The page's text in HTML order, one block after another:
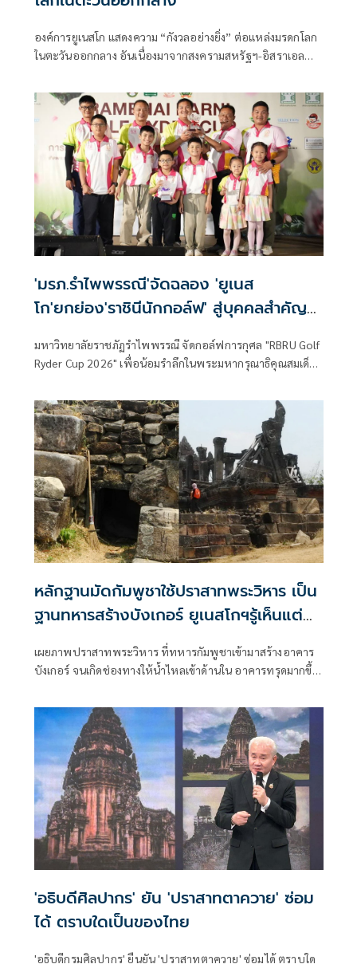
องค์การยูเนสโก แสดงความ “กังวลอย่างยิ่ง” ต่อแหล่งมรดกโลก
ในตะวันออกกลาง อันเนื่องมาจากสงครามสหรัฐฯ-อิสราเอล
'มรภ.รำไพพรรณี'จัดฉลอง 'ยูเนส
โก'ยกย่อง'ราชินีนักกอล์ฟ' สู่บุคคลสำคัญ
มหาวิทยาลัยราชภัฏรำไพพรรณี จัดกอล์ฟการกุศล "RBRU Golf
Ryder Cup 2026" เพื่อน้อมรำลึกในพระมหากรุณาธิคุณสมเด็จ
ครบ 121 ปีแห่งวันพระราชสมภพ และร่วมเฉลิมฉลอง ในโอกาส
ที่องค์การยูเนสโก (UNESCO) ประกาศยกย่องพระองค์เป็น
บุคคลสำคัญของโลก
หลักฐานมัดกัมพูชาใช้ปราสาทพระวิหาร เป็น
ฐานทหารสร้างบังเกอร์ ยูเนสโกฯรู้เห็นแต่
เผยภาพปราสาทพระวิหาร ที่ทหารกัมพูชาเข้ามาสร้างอาคาร
บังเกอร์ จนเกิดช่องทางให้น้ำไหลเข้าด้านใน อาคารทรุดมากขึ้น
บูรณะ รู้เห็นการวางกำลังทหาร แต่กลับเงียบ
'อธิบดีศิลปากร' ยัน 'ปราสาทตาควาย' ซ่อม
ได้ ตราบใดเป็นของไทย
'อธิบดีกรมศิลปากร' ยืนยัน 'ปราสาทตาควาย' ซ่อมได้ ตราบใด